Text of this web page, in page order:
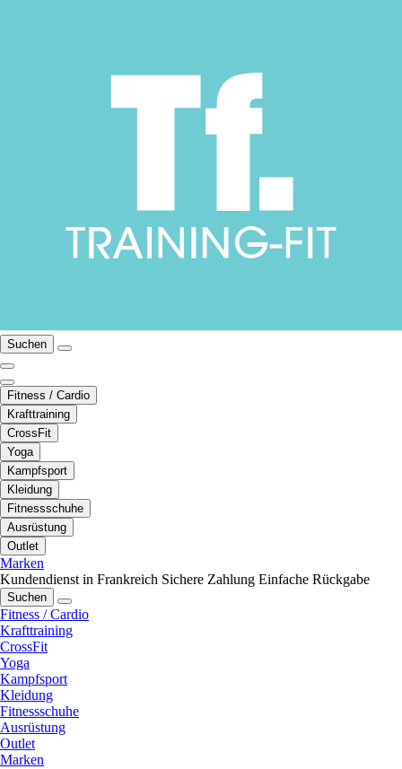
Suchen
Fitness / Cardio
Krafttraining
CrossFit
Yoga
Kampfsport
Kleidung
Fitnessschuhe
Ausrüstung
Outlet
Marken
Kundendienst in Frankreich Sichere Zahlung Einfache Rückgabe
Suchen
Fitness / Cardio
Krafttraining
CrossFit
Yoga
Kampfsport
Kleidung
Fitnessschuhe
Ausrüstung
Outlet
Marken